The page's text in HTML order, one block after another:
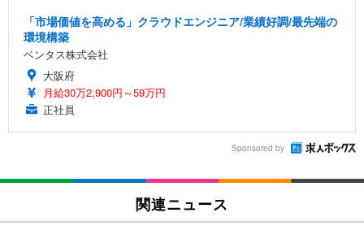
「市場価値を高める」クラウドエンジニア/業績好調/最先端の
環境構築
ベンタス株式会社
大阪府
月給30万2,900円～59万円
正社員
Sponsored by
関連ニュース